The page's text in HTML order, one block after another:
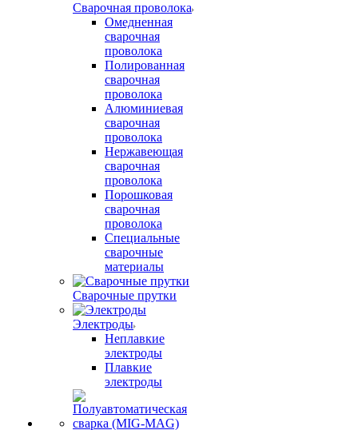
Сварочная проволока
Омедненная
сварочная
проволока
Полированная
сварочная
проволока
Алюминиевая
сварочная
проволока
Нержавеющая
сварочная
проволока
Порошковая
сварочная
проволока
Специальные
сварочные
материалы
Сварочные прутки
Электроды
Неплавкие
электроды
Плавкие
электроды